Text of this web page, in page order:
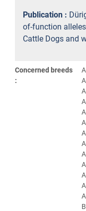
Publication :
of-function
Cattle Dogs and
Concerned breeds
: